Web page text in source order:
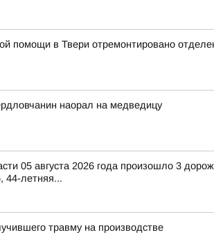
помощи в Твери отремонтировано
наорал на медведицу
05 августа 2026 года произошло 3
44-летняя...
травму на производстве